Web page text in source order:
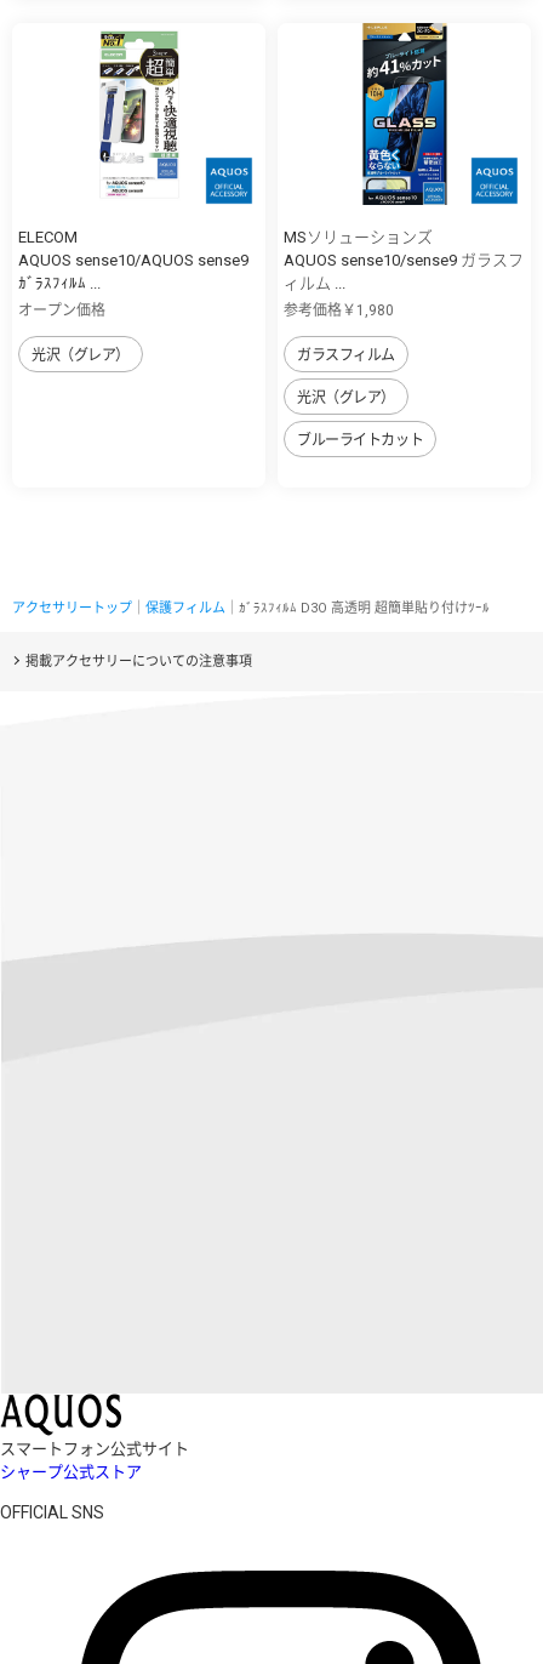
ELECOM
AQUOS sense10/AQUOS sense9
ｶﾞﾗｽﾌｨﾙﾑ ...
オープン価格
光沢（グレア）
MSソリューションズ
AQUOS sense10/sense9 ガラスフ
ィルム ...
参考価格￥1,980
ガラスフィルム
光沢（グレア）
ブルーライトカット
アクセサリートップ 保護フィルム ｜ｶﾞﾗｽﾌｨﾙﾑ D3O 高透明 超簡単貼り付けﾂｰﾙ
掲載アクセサリーについての注意事項
スマートフォン公式サイト
シャープ公式ストア
OFFICIAL SNS